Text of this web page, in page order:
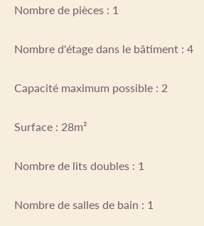
Nombre de pièces : 1
Nombre d'étage dans le bâtiment : 4
Capacité maximum possible : 2
Surface : 28m²
Nombre de lits doubles : 1
Nombre de salles de bain : 1